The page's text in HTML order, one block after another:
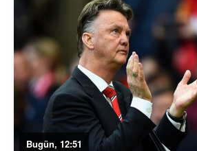
Bugün, 12:51